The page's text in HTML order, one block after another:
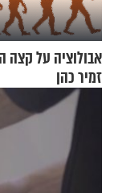
אבולוציה על קצה
זמיר כהן